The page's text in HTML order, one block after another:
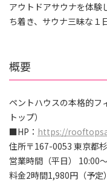
アウトドアサウナを体験
ち着き、サウナ三昧な１
概要
ペントハウスの本格的フ
トップ）
■HP： https://
住所〒167-0053 東京都
営業時間（平日） 10:00
料金2時間1,980円（予